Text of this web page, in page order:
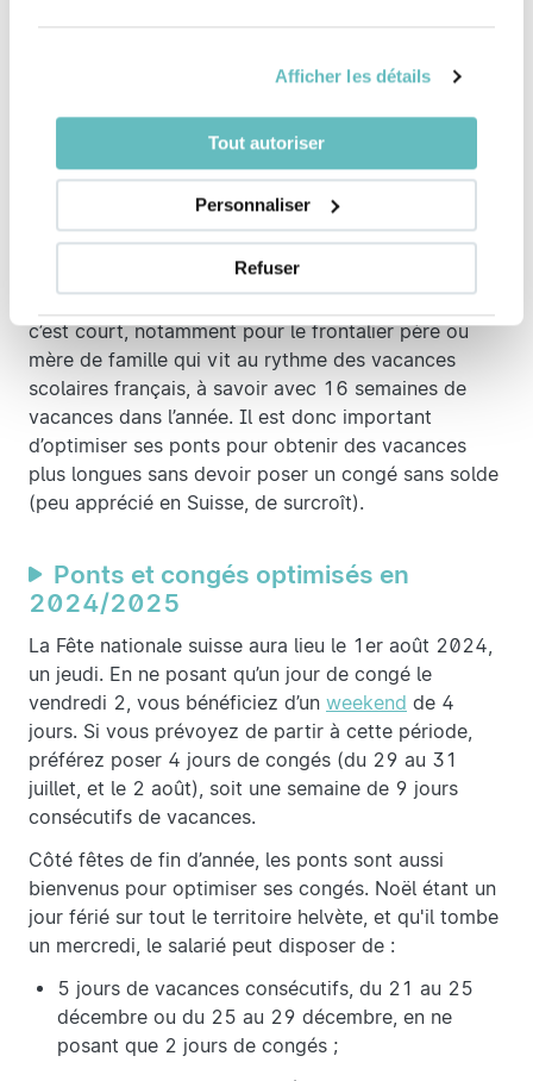
Afficher les détails
Tout autoriser
Personnaliser
Refuser
Comment optimiser ses
congés 2024 ?
Suisse, ponts et RTT
La Suisse ne dispose pas de RTT comme en France.
Mais rassurez-vous, il est tout de même possible
d’optimiser la pose de ses congés en fonction des
c’est court, notamment pour le frontalier père ou
mère de famille qui vit au rythme des vacances
scolaires français, à savoir avec 16 semaines de
vacances dans l’année. Il est donc important
d’optimiser ses ponts pour obtenir des vacances
plus longues sans devoir poser un congé sans solde
(peu apprécié en Suisse, de surcroît).
Ponts et congés optimisés en
2024/2025
La Fête nationale suisse aura lieu le 1er août 2024,
un jeudi. En ne posant qu’un jour de congé le
vendredi 2, vous bénéficiez d’un weekend de 4
jours. Si vous prévoyez de partir à cette période,
préférez poser 4 jours de congés (du 29 au 31
juillet, et le 2 août), soit une semaine de 9 jours
consécutifs de vacances.
Côté fêtes de fin d’année, les ponts sont aussi
bienvenus pour optimiser ses congés. Noël étant un
jour férié sur tout le territoire helvète, et qu'il tombe
un mercredi, le salarié peut disposer de :
5 jours de vacances consécutifs, du 21 au 25
décembre ou du 25 au 29 décembre, en ne
posant que 2 jours de congés ;